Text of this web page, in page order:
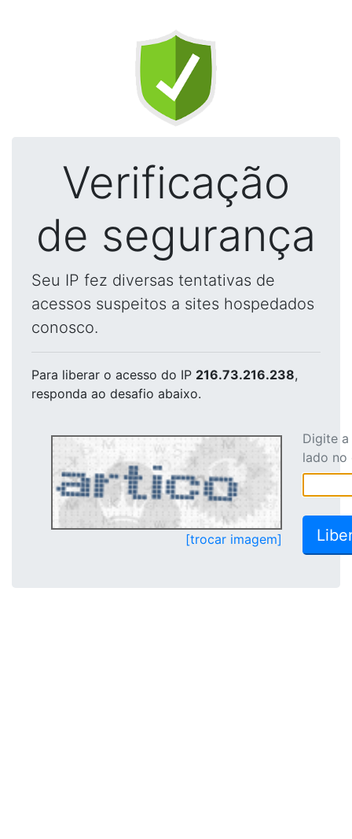
Verificação
de segurança
Seu IP fez diversas tentativas de
acessos suspeitos a sites hospedados
conosco.
Para liberar o acesso do IP 216.73.216.238,
responda ao desafio abaixo.
[trocar imagem]
Digite
lado no